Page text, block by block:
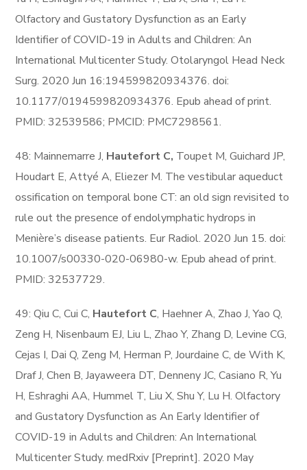
Olfactory and Gustatory Dysfunction as an Early
Identifier of COVID-19 in Adults and Children: An
International Multicenter Study. Otolaryngol Head Neck
Surg. 2020 Jun 16:194599820934376. doi:
10.1177/0194599820934376. Epub ahead of print.
PMID: 32539586; PMCID: PMC7298561.
48: Mainnemarre J, Hautefort C, Toupet M, Guichard JP,
Houdart E, Attyé A, Eliezer M. The vestibular aqueduct
ossification on temporal bone CT: an old sign revisited to
rule out the presence of endolymphatic hydrops in
Menière’s disease patients. Eur Radiol. 2020 Jun 15. doi:
10.1007/s00330-020-06980-w. Epub ahead of print.
PMID: 32537729.
49: Qiu C, Cui C, Hautefort C, Haehner A, Zhao J, Yao Q,
Zeng H, Nisenbaum EJ, Liu L, Zhao Y, Zhang D, Levine CG,
Cejas I, Dai Q, Zeng M, Herman P, Jourdaine C, de With K,
Draf J, Chen B, Jayaweera DT, Denneny JC, Casiano R, Yu
H, Eshraghi AA, Hummel T, Liu X, Shu Y, Lu H. Olfactory
and Gustatory Dysfunction as An Early Identifier of
COVID-19 in Adults and Children: An International
Multicenter Study. medRxiv [Preprint]. 2020 May